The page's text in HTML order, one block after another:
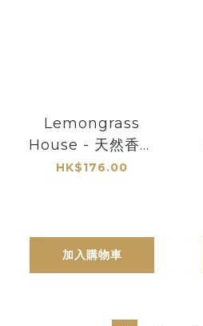
Lemongrass
House - 天然香薰
精油 - 綠花
HK$176.00
加入購物車